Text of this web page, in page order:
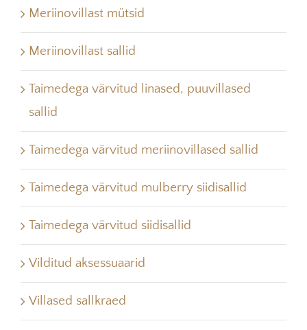
Meriinovillast mütsid
Meriinovillast sallid
Taimedega värvitud linased, puuvillased
sallid
Taimedega värvitud meriinovillased sallid
Taimedega värvitud mulberry siidisallid
Taimedega värvitud siidisallid
Vilditud aksessuaarid
Villased sallkraed